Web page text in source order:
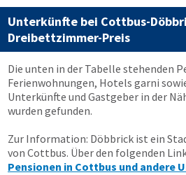
Unterkünfte bei Cottbus-
Dreibettzimmer-Preis
Die unten in der Tabelle stehenden
Ferienwohnungen, Hotels garni
Unterkünfte und Gastgeber in der
wurden gefunden.
Zur Information: Döbbrick ist ein
von Cottbus. Über den folgenden
Pensionen in Cottbus und andere